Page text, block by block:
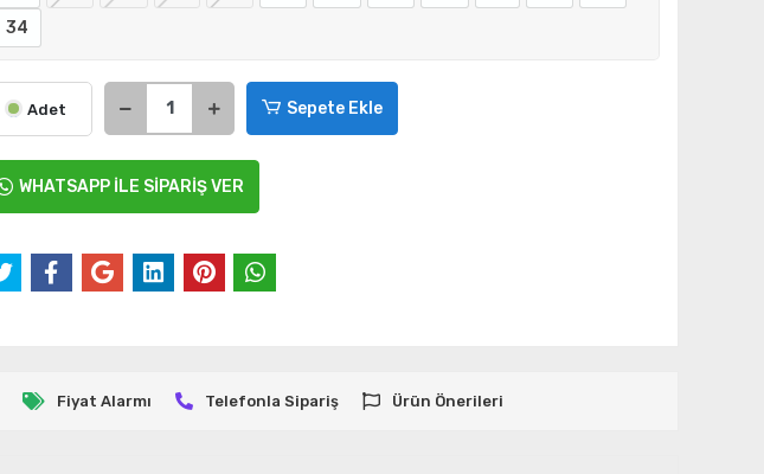
34
Adet Sepete Ekle
WHATSAPP İLE SİPARİŞ VER
Fiyat Alarmı Telefonla Sipariş Ürün Önerileri